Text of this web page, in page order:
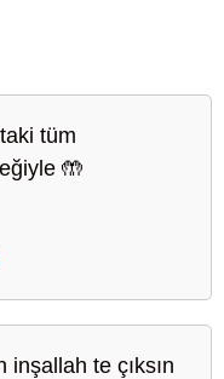
tüm
🤲
inşallah te çıksın